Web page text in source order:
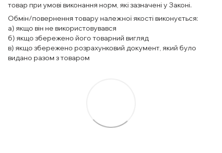
товар при умові виконання норм, які зазначені у Законі.
Обмін/повернення товару належної якості виконується:
а) якщо він не використовувався
б) якщо збережено його товарний вигляд
в) якщо збережено розрахунковий документ, який було
видано разом з товаром